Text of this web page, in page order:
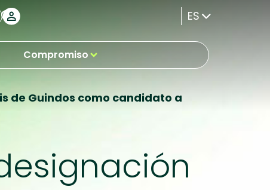
ES
Compromiso
de Guindos como candidato a